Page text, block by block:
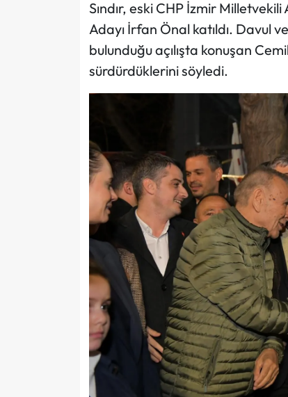
Sındır, eski CHP İzmir
Adayı İrfan Önal katıldı. Davul
bulunduğu açılışta konuşan
sürdürdüklerini söyledi.